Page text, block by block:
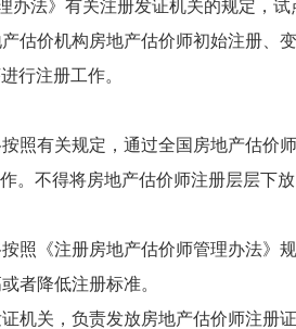
办法》有关注册发证机关的规定，
估价机构房地产估价师初始注册、
行注册工作。
照有关规定，通过全国房地产估价
。不得将房地产估价师注册层层下
照《注册房地产估价师管理办法》
者降低注册标准。
机关，负责发放房地产估价师注册